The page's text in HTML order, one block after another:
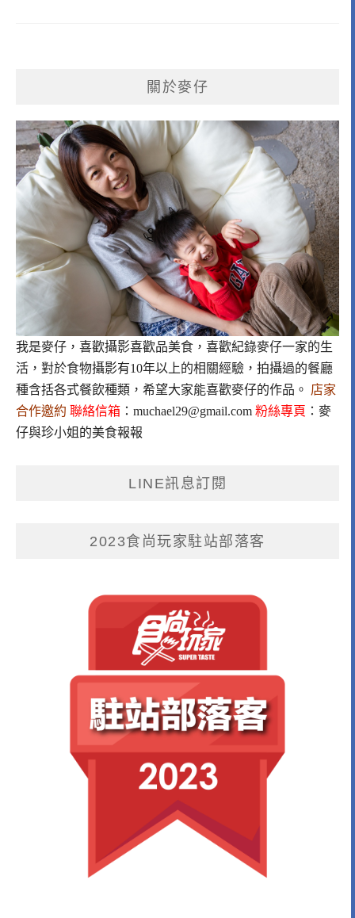
關於麥仔
我是麥仔，喜歡攝影喜歡品美食，喜歡紀錄麥仔一家的生
活，對於食物攝影有10年以上的相關經驗，拍攝過的餐廳
種含括各式餐飲種類，希望大家能喜歡麥仔的作品。 店家
合作邀約 聯絡信箱 ： muchael29@gmail.com 粉絲專頁 ： 麥
仔與珍小姐的美食報報
LINE訊息訂閱
2023食尚玩家駐站部落客